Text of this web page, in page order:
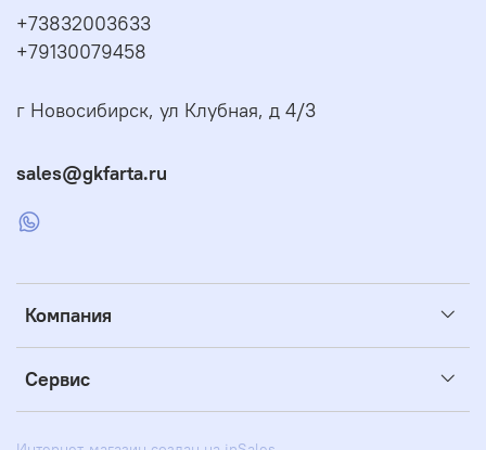
Компания
Сервис
+73832003633
+79130079458
г Новосибирск, ул Клубная, д 4/3
sales@gkfarta.ru